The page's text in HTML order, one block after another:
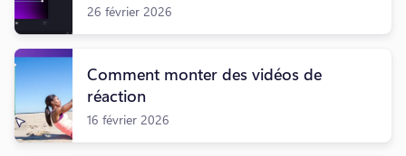
26 février 2026
Comment monter des vidéos de
réaction
16 février 2026